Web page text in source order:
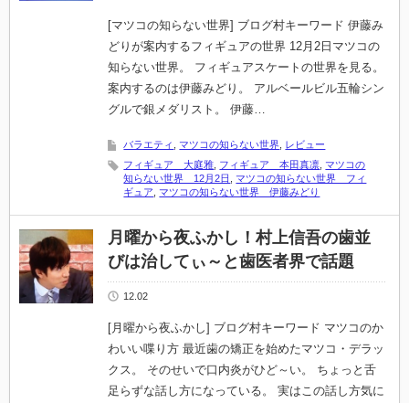
[マツコの知らない世界] ブログ村キーワード 伊藤み
どりが案内するフィギュアの世界 12月2日マツコの
知らない世界。 フィギュアスケートの世界を見る。
案内するのは伊藤みどり。 アルベールビル五輪シン
グルで銀メダリスト。 伊藤…
バラエティ マツコの知らない世界 レビュー
フィギュア 大庭雅 フィギュア 本田真凛 マツコの
知らない世界 12月2日
マツコの知らない世界 フィ
ギュア
マツコの知らない世界 伊藤みどり
月曜から夜ふかし！村上信吾の歯並
びは治してぃ～と歯医者界で話題
12.02
[月曜から夜ふかし] ブログ村キーワード マツコのか
わいい喋り方 最近歯の矯正を始めたマツコ・デラッ
クス。 そのせいで口内炎がひど～い。 ちょっと舌
足らずな話し方になっている。 実はこの話し方気に